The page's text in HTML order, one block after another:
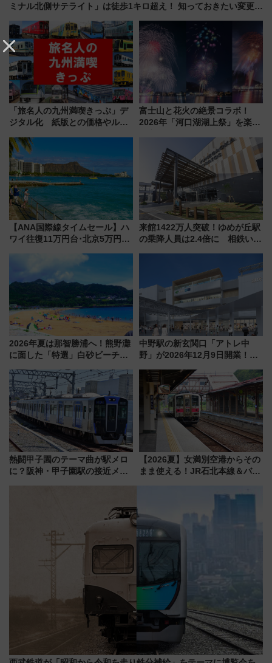
ミナル北側サテライト」は徒歩1キロ超え！ 知っておきたい変更点
「旅名人の九州満喫きっぷ」デ
ジタル化 紙版との価格やルー
富士山と花火の絶景コラボ！
2026年「河口湖湖上祭」を楽し
【ANA国際線タイムセール】ハ
ワイ往復11万円台･北京5万円台
来春のGW旅行まで狙える激ア
ツ路線まとめ（8/10まで）
来館1422万人突破！ゆめが丘駅
の乗降人員は2.4倍に 相鉄いず
2026年夏は那智勝浦へ！熊野灘
に面した「特選」白砂ビーチは
会」は8月11日開催！
中野駅の新玄関口「アトレ中
野」が2026年12月9日開業！新
注目スポット
熱闘甲子園のテーマ曲が駅メロ
に？阪神・甲子園駅の接近メロ
【2026夏】女満別空港からその
まま使える！JR石北本線＆バス
ーパス」でおトクに道東観光